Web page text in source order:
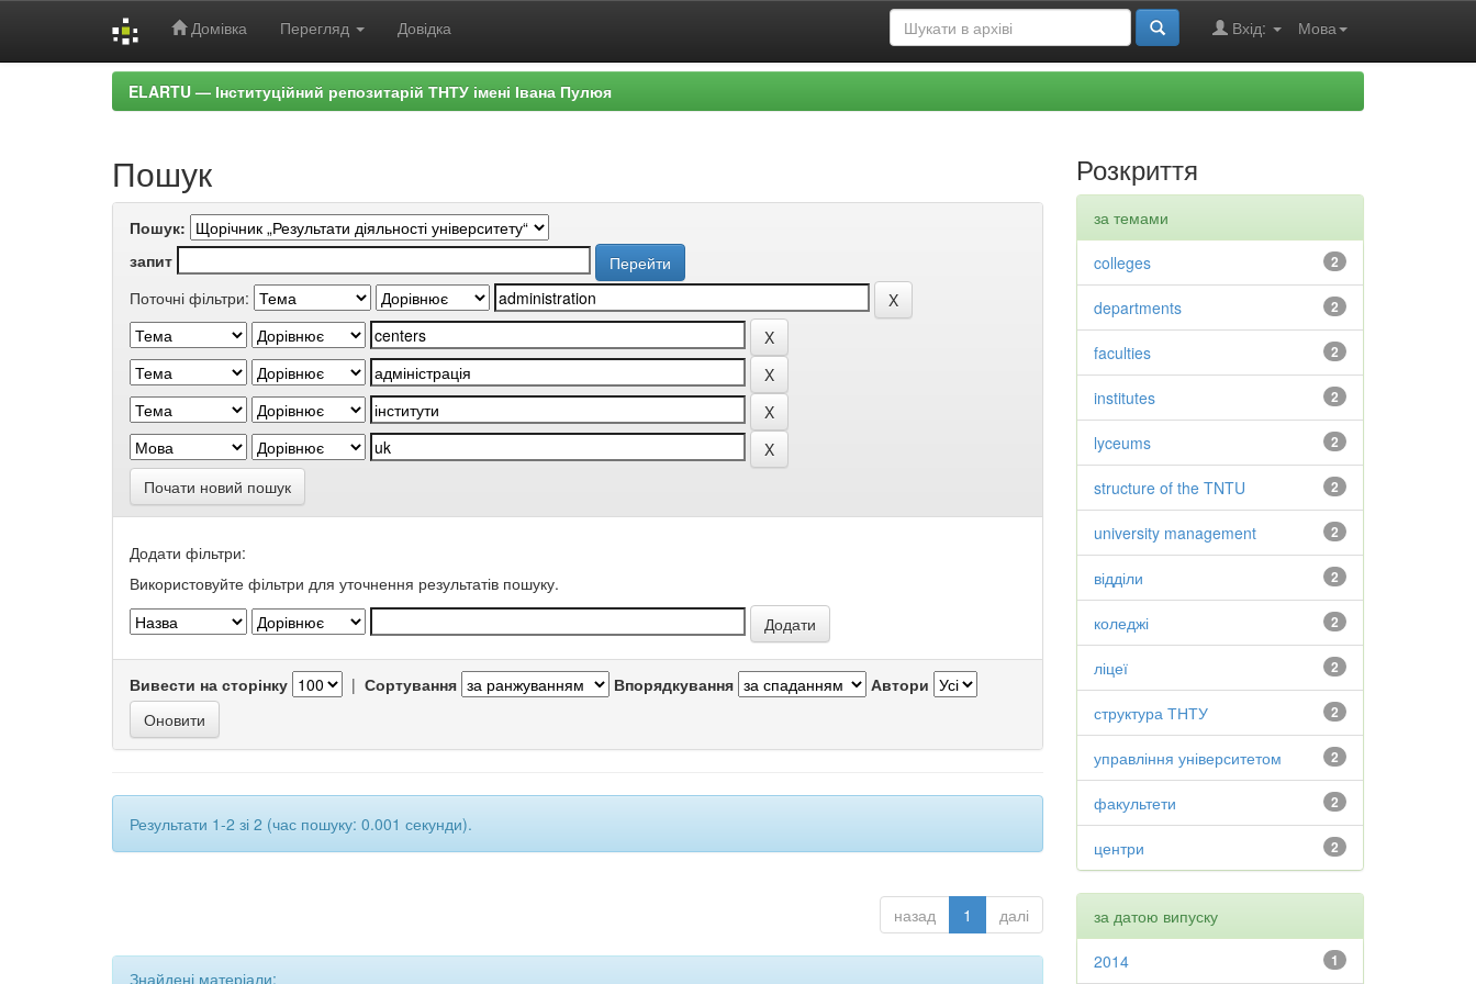
Домівка Перегляд Довідка Мова
Вхід:
ELARTU — Інституційний репозитарій ТНТУ імені Івана Пулюя
Пошук
Пошук:
запит
Поточні фільтри:
Почати новий пошук
Додати фільтри:
Використовуйте фільтри для уточнення результатів пошуку.
Вивести на сторінку | Сортування Впорядкування Автори
Результати 1-2 зі 2 (час пошуку: 0.001 секунди).
назад 1 далі
Знайдені матеріали:
Розкриття
за темами
2
colleges
2
departments
2
faculties
2
institutes
2
lyceums
2
structure of the TNTU
2
university management
2
відділи
2
коледжі
2
ліцеї
2
структура ТНТУ
2
управління університетом
2
факультети
2
центри
за датою випуску
1
2014